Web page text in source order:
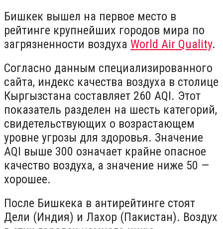
Бишкек вышел на первое место в
рейтинге крупнейших городов мира по
загрязненности воздуха World Air Quality.
Согласно данным специализированного
сайта, индекс качества воздуха в столице
Кыргызстана составляет 260 AQI. Этот
показатель разделен на шесть категорий,
свидетельствующих о возрастающем
уровне угрозы для здоровья. Значение
AQI выше 300 означает крайне опасное
качество воздуха, а значение ниже 50 —
хорошее.
После Бишкека в антирейтинге стоят
Дели (Индия) и Лахор (Пакистан). Воздух